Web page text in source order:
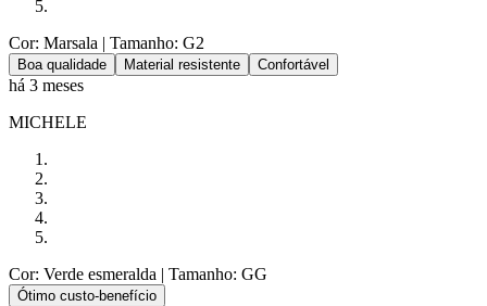
Cor: Marsala | Tamanho: G2
Boa qualidade Material resistente Confortável
há 3 meses
MICHELE
Cor: Verde esmeralda | Tamanho: GG
Ótimo custo-benefício